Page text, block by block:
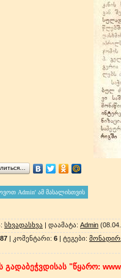
: სხვადასხვა | დაამატა: Admin
| კომენტარი: 6 | ტეგები:
გადაბეჭვდისას "წყარო: